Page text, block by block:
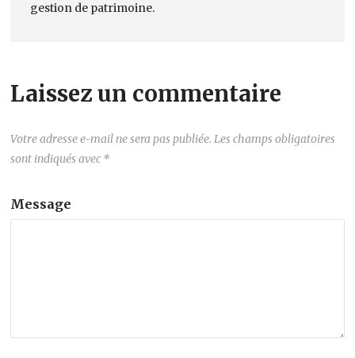
gestion de patrimoine.
Laissez un commentaire
Votre adresse e-mail ne sera pas publiée. Les champs obligatoires
sont indiqués avec *
Message